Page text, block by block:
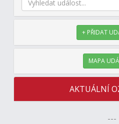
+ PŘIDAT
MAPA
AKTUÁLNÍ
---